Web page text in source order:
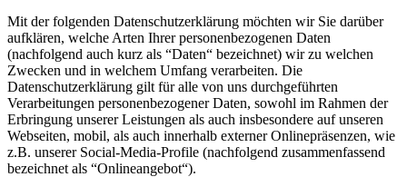
Mit der folgenden Datenschutzerklärung möchten wir Sie darüber
aufklären, welche Arten Ihrer personenbezogenen Daten
(nachfolgend auch kurz als “Daten“ bezeichnet) wir zu welchen
Zwecken und in welchem Umfang verarbeiten. Die
Datenschutzerklärung gilt für alle von uns durchgeführten
Verarbeitungen personenbezogener Daten, sowohl im Rahmen der
Erbringung unserer Leistungen als auch insbesondere auf unseren
Webseiten, mobil, als auch innerhalb externer Onlinepräsenzen, wie
z.B. unserer Social-Media-Profile (nachfolgend zusammenfassend
bezeichnet als “Onlineangebot“).